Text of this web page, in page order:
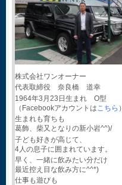
株式会社ワンオーナー
代表取締役 奈良橋 道幸
1964年3月23日生まれ O型
（Facebookアカウントはこちら ）
生まれも育ちも
葛飾、柴又となりの新小岩^^)/
子ども好きが高じて、
4人の息子に囲まれています。
早く、一緒に飲みたい分だけ
最近控え目な飲み方に^^*)
仕事も遊びも